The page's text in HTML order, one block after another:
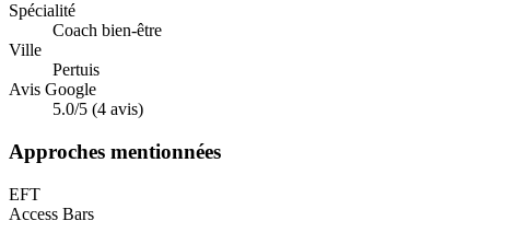
Spécialité
Coach bien-être
Ville
Pertuis
Avis Google
5.0/5 (4 avis)
Approches mentionnées
EFT
Access Bars